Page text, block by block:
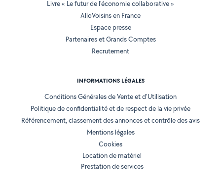
Livre « Le futur de l'économie collaborative »
AlloVoisins en France
Espace presse
Partenaires et Grands Comptes
Recrutement
INFORMATIONS LÉGALES
Conditions Générales de Vente et d'Utilisation
Politique de confidentialité et de respect de la vie privée
Référencement, classement des annonces et contrôle des avis
Mentions légales
Cookies
Location de matériel
Prestation de services